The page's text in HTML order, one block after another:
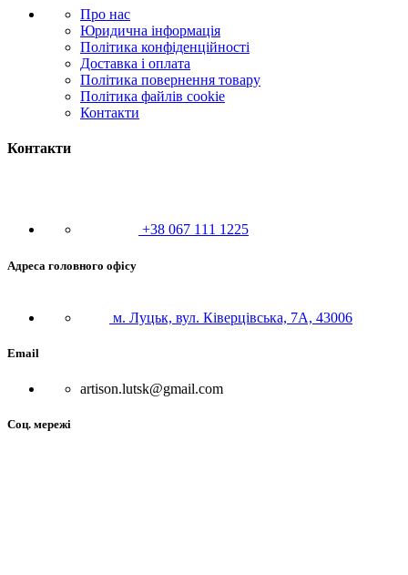
Про нас
Юридична інформація
Політика конфіденційності
Доставка і оплата
Політика повернення товару
Політика файлів cookie
Контакти
Контакти
+38 067 111 1225
Адреса головного офісу
м. Луцьк, вул. Ківерцівська, 7А, 43006
Email
artison.lutsk@gmail.com
Соц. мережі